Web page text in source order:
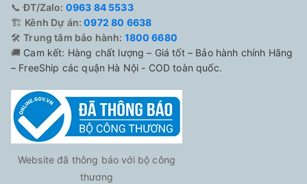
📞ĐT/Zalo: 0963 84 5533
🏗️ Kênh Dự án: 0972 80 6638
🛠️Trung tâm bảo hành: 1800 6680
🚚 Cam kết: Hàng chất lượng – Giá tốt – Bảo hành chính Hãng
– FreeShip các quận Hà Nội - COD toàn quốc.
Website đã thông báo với bộ công
thương